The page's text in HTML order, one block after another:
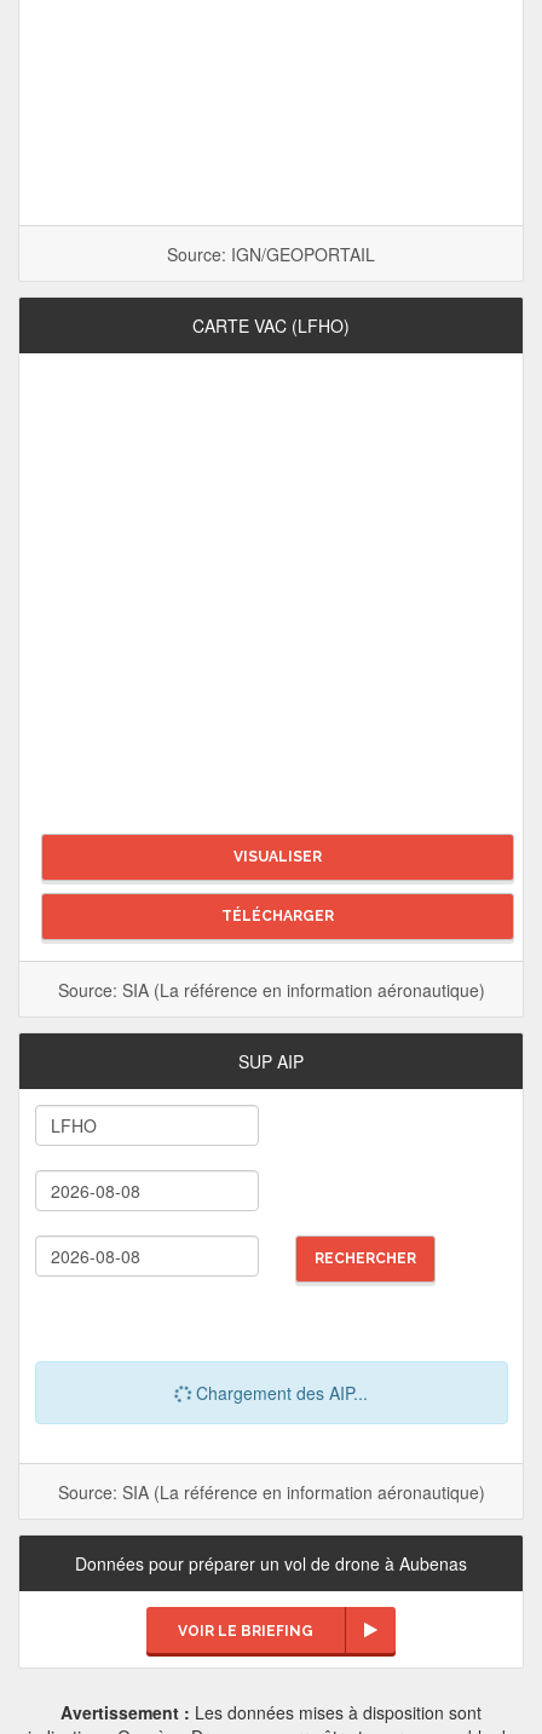
Source: IGN/GEOPORTAIL
CARTE VAC (LFHO)
VISUALISER
TÉLÉCHARGER
Source: SIA (La référence en information aéronautique)
SUP AIP
Chargement des AIP...
Source: SIA (La référence en information aéronautique)
Données pour préparer un vol de drone à Aubenas
VOIR LE BRIEFING
Avertissement : Les données mises à disposition sont